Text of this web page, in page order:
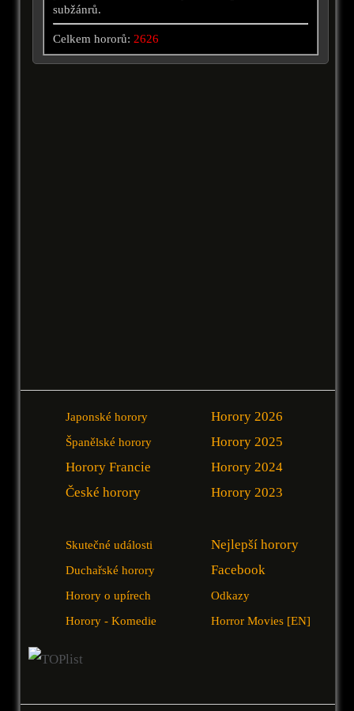
subžánrů.
Celkem hororů: 2626
Japonské horory
Španělské horory
Horory Francie
České horory
Horory 2026
Horory 2025
Horory 2024
Horory 2023
Skutečné události
Duchařské horory
Horory o upírech
Horory - Komedie
Nejlepší horory
Facebook
Odkazy
Horror Movies [EN]